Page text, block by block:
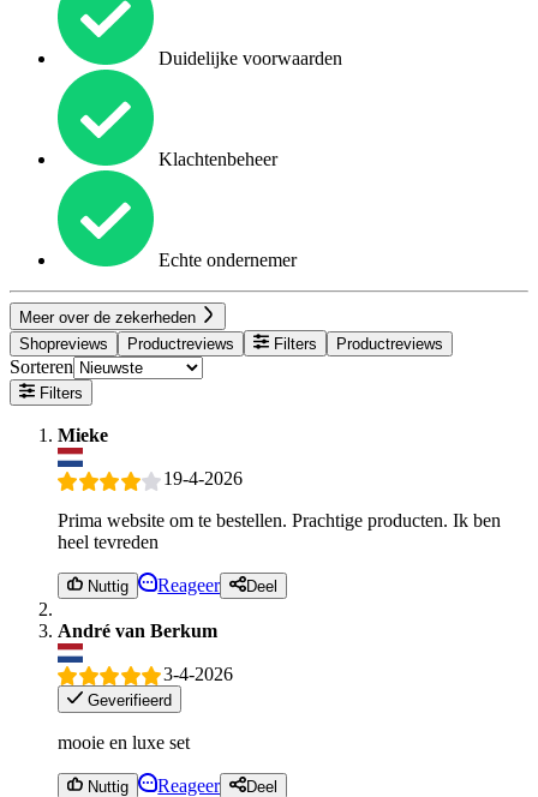
Duidelijke voorwaarden
Klachtenbeheer
Echte ondernemer
Meer over de zekerheden
Shopreviews
Productreviews Filters Productreviews
Sorteren
Filters
Mieke
19-4-2026
Prima website om te bestellen. Prachtige producten. Ik ben
heel tevreden
Nuttig Reageer Deel
André van Berkum
3-4-2026
Geverifieerd
mooie en luxe set
Nuttig Reageer Deel